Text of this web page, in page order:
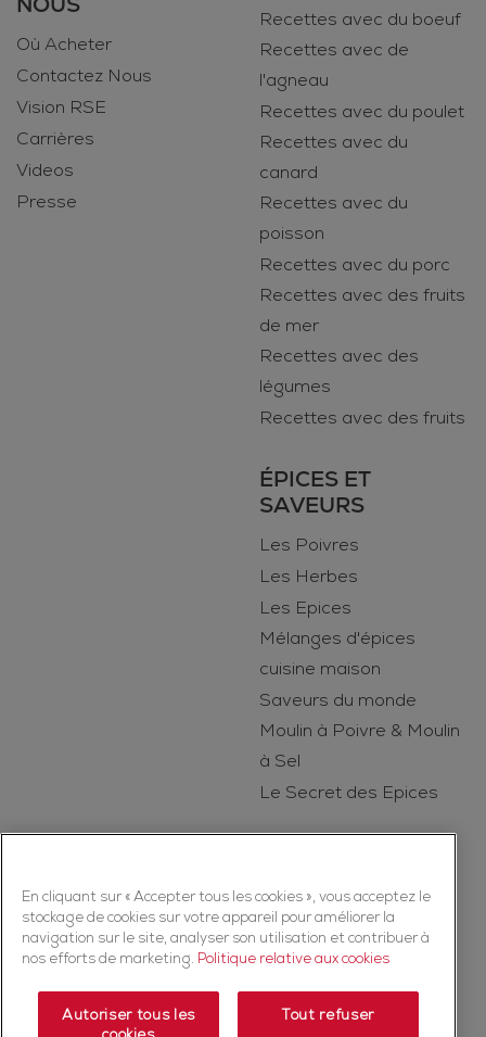
Où Acheter
Contactez Nous
Vision RSE
Carrières
Videos
Presse
Recettes avec du boeuf
Recettes avec de
l'agneau
Recettes avec du poulet
Recettes avec du
canard
Recettes avec du
poisson
Recettes avec du porc
Recettes avec des fruits
de mer
Recettes avec des
légumes
Recettes avec des fruits
ÉPICES ET
SAVEURS
Les Poivres
Les Herbes
Les Epices
Mélanges d'épices
cuisine maison
Saveurs du monde
Moulin à Poivre & Moulin
à Sel
Le Secret des Epices
Copyright © 2026 Ducros (McCormick & Company, Inc). Tous droits
réservés
En cliquant sur « Accepter tous les cookies », vous acceptez le
stockage de cookies sur votre appareil pour améliorer la
navigation sur le site, analyser son utilisation et contribuer à
nos efforts de marketing. Politique relative aux cookies
Autoriser tous les
Tout refuser